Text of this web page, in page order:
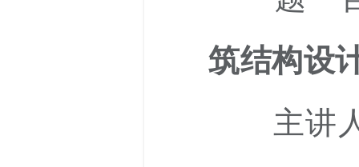
筑结构设
主讲